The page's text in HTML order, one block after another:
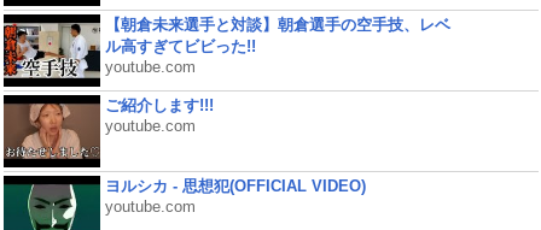
【朝倉未来選手と対談】朝倉選手の空手技、レベ
ル高すぎてビビった!!
youtube.com
ご紹介します!!!
youtube.com
ヨルシカ - 思想犯(OFFICIAL VIDEO)
youtube.com